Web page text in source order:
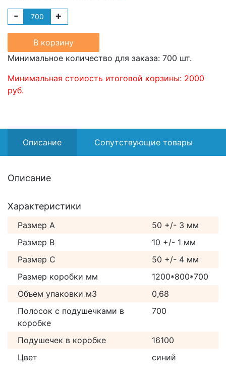
- +
В корзину
Минимальное количество для заказа: 700 шт.
Минимальная стоиость итоговой корзины: 2000
руб.
Описание Сопутствующие товары
Описание
Характеристики
Размер А
50 +/- 3 мм
Размер B
10 +/- 1 мм
Размер С
50 +/- 4 мм
Размер коробки мм
1200*800*700
Объем упаковки м3
0,68
Полосок с подушечками в
коробке
700
Подушечек в коробке
16100
Цвет
синий